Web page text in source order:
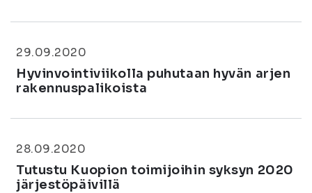
29.09.2020
Hyvinvointiviikolla puhutaan hyvän arjen
rakennuspalikoista
28.09.2020
Tutustu Kuopion toimijoihin syksyn 2020
järjestöpäivillä